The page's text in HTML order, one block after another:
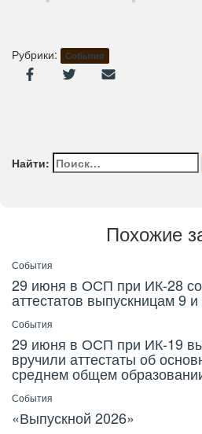
Рубрики: События
Найти:
Похожие
События
29 июня в ОСП при ИК-28
аттестатов выпускницам 9
События
29 июня в ОСП при ИК-19
вручили аттестаты об
среднем общем
События
«Выпускной 2026»